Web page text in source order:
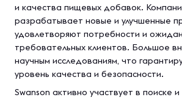
и качества пищевых добавок.
разрабатывает новые и улучшенные
удовлетворяют потребности и
требовательных клиентов. Большое
научным исследованиям, что
уровень качества и безопасности.
Swanson активно участвует в поиске